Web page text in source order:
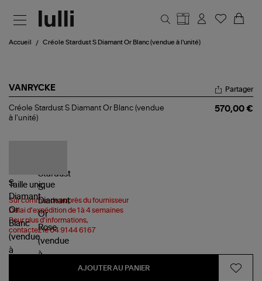
Accueil Créole Stardust S Diamant Or Blanc (vendue à l'unité)
VANRYCKE
Créole
Stardust
l'unité)
Partager
Créole Stardust S Diamant Or Blanc (vendue
à l'unité)
570,00 €
Taille unique
Sur commande auprès du fournisseur
Délai d'expédition de 1 à 4 semaines
Pour plus d'informations,
contactez le 04 91 44 61 67
AJOUTER AU PANIER